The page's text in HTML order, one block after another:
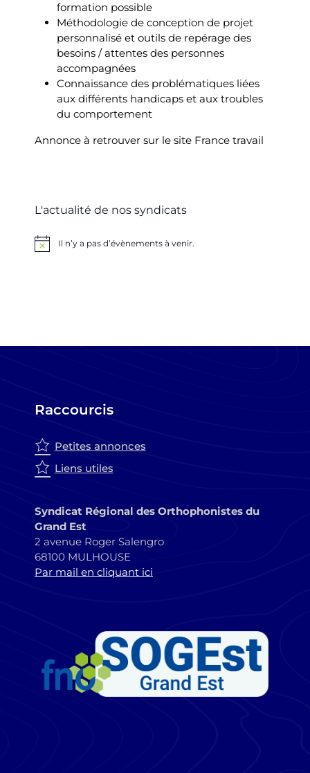
formation possible
Méthodologie de conception de projet
personnalisé et outils de repérage des
besoins / attentes des personnes
accompagnées
Connaissance des problématiques liées
aux différents handicaps et aux troubles
du comportement
Annonce à retrouver sur le site France travail
L'actualité de nos syndicats
NoticeIl n’y a pas d’évènements à venir.
Raccourcis
Petites annonces
Liens utiles
Syndicat Régional des Orthophonistes du
Grand Est
2 avenue Roger Salengro
68100 MULHOUSE
Par mail en cliquant ici